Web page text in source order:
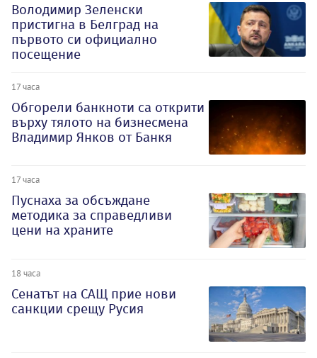
Володимир Зеленски
пристигна в Белград на
първото си официално
посещение
17 часа
Обгорели банкноти са открити
върху тялото на бизнесмена
Владимир Янков от Банкя
17 часа
Пуснаха за обсъждане
методика за справедливи
цени на храните
18 часа
Сенатът на САЩ прие нови
санкции срещу Русия